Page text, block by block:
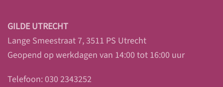
GILDE UTRECHT
Lange Smeestraat 7, 3511 PS Utrecht
Geopend op werkdagen van 14:00 tot 16:00 uur
Telefoon: 030 2343252